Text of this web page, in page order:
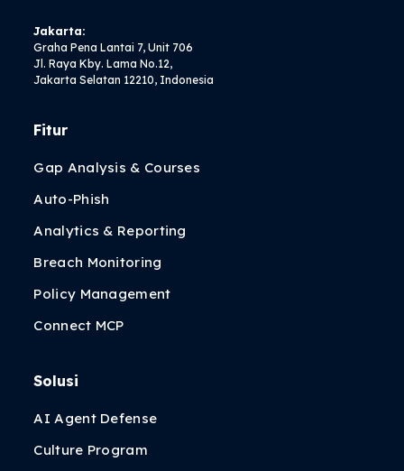
Jakarta:
Graha Pena Lantai 7, Unit 706
Jl. Raya Kby. Lama No.12,
Jakarta Selatan 12210, Indonesia
Fitur
Gap Analysis & Courses
Auto-Phish
Analytics & Reporting
Breach Monitoring
Policy Management
Connect MCP
Solusi
AI Agent Defense
Culture Program